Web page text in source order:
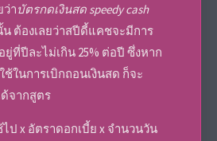
าบัตรกดเงินสด speedy cash
ต้องเลยว่าสปีดี้แคชจะมีการ
ที่ปีละไม่เกิน 25% ต่อปี ซึ่งหาก
ช้ในการเบิกถอนเงินสด ก็จะ
จากสูตร
ป x อัตราดอกเบี้ย x จำนวนวัน